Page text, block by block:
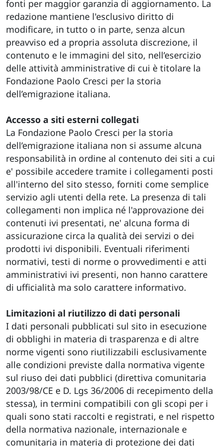
fonti per maggior garanzia di aggiornamento. La
redazione mantiene l'esclusivo diritto di
modificare, in tutto o in parte, senza alcun
preavviso ed a propria assoluta discrezione, il
contenuto e le immagini del sito, nell’esercizio
delle attività amministrative di cui è titolare la
Fondazione Paolo Cresci per la storia
dell’emigrazione italiana.
Accesso a siti esterni collegati
La Fondazione Paolo Cresci per la storia
dell’emigrazione italiana non si assume alcuna
responsabilità in ordine al contenuto dei siti a cui
e' possibile accedere tramite i collegamenti posti
all'interno del sito stesso, forniti come semplice
servizio agli utenti della rete. La presenza di tali
collegamenti non implica né l'approvazione dei
contenuti ivi presentati, ne' alcuna forma di
assicurazione circa la qualità dei servizi o dei
prodotti ivi disponibili. Eventuali riferimenti
normativi, testi di norme o provvedimenti e atti
amministrativi ivi presenti, non hanno carattere
di ufficialità ma solo carattere informativo.
Limitazioni al riutilizzo di dati personali
I dati personali pubblicati sul sito in esecuzione
di obblighi in materia di trasparenza e di altre
norme vigenti sono riutilizzabili esclusivamente
alle condizioni previste dalla normativa vigente
sul riuso dei dati pubblici (direttiva comunitaria
2003/98/CE e D. Lgs 36/2006 di recepimento della
stessa), in termini compatibili con gli scopi per i
quali sono stati raccolti e registrati, e nel rispetto
della normativa nazionale, internazionale e
comunitaria in materia di protezione dei dati